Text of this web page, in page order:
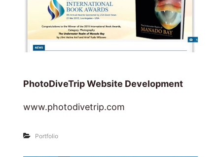
PhotoDiveTrip Website Development
www.photodivetrip.com
Portfolio